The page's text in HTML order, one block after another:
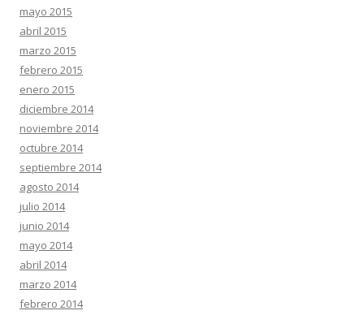
mayo 2015
abril 2015
marzo 2015
febrero 2015
enero 2015
diciembre 2014
noviembre 2014
octubre 2014
septiembre 2014
agosto 2014
julio 2014
junio 2014
mayo 2014
abril 2014
marzo 2014
febrero 2014